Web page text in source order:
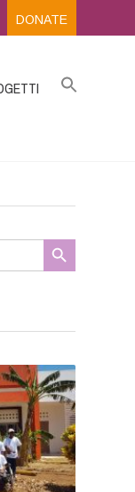
DONATE
Search Button